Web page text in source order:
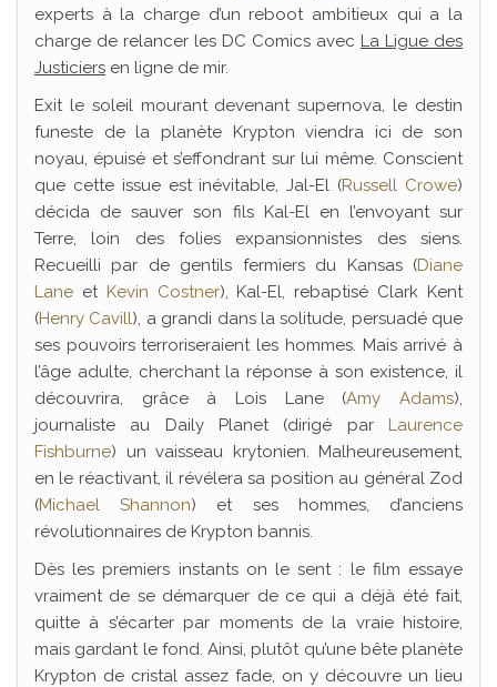
experts à la charge d’un reboot ambitieux qui a la
charge de relancer les DC Comics avec La Ligue des
Justiciers en ligne de mir.
Exit le soleil mourant devenant supernova, le destin
funeste de la planète Krypton viendra ici de son
noyau, épuisé et s’effondrant sur lui même. Conscient
que cette issue est inévitable, Jal-El (Russell Crowe)
décida de sauver son fils Kal-El en l’envoyant sur
Terre, loin des folies expansionnistes des siens.
Recueilli par de gentils fermiers du Kansas (Diane
Lane et Kevin Costner), Kal-El, rebaptisé Clark Kent
(Henry Cavill), a grandi dans la solitude, persuadé que
ses pouvoirs terroriseraient les hommes. Mais arrivé à
l’âge adulte, cherchant la réponse à son existence, il
découvrira, grâce à Lois Lane (Amy Adams),
journaliste au Daily Planet (dirigé par Laurence
Fishburne) un vaisseau krytonien. Malheureusement,
en le réactivant, il révélera sa position au général Zod
(Michael Shannon) et ses hommes, d’anciens
révolutionnaires de Krypton bannis.
Dès les premiers instants on le sent : le film essaye
vraiment de se démarquer de ce qui a déjà été fait,
quitte à s’écarter par moments de la vraie histoire,
mais gardant le fond. Ainsi, plutôt qu’une bête planète
Krypton de cristal assez fade, on y découvre un lieu